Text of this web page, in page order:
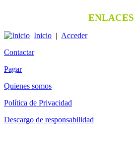
ENLACES
Inicio | Acceder
Contactar
Pagar
Quienes somos
Política de Privacidad
Descargo de responsabilidad